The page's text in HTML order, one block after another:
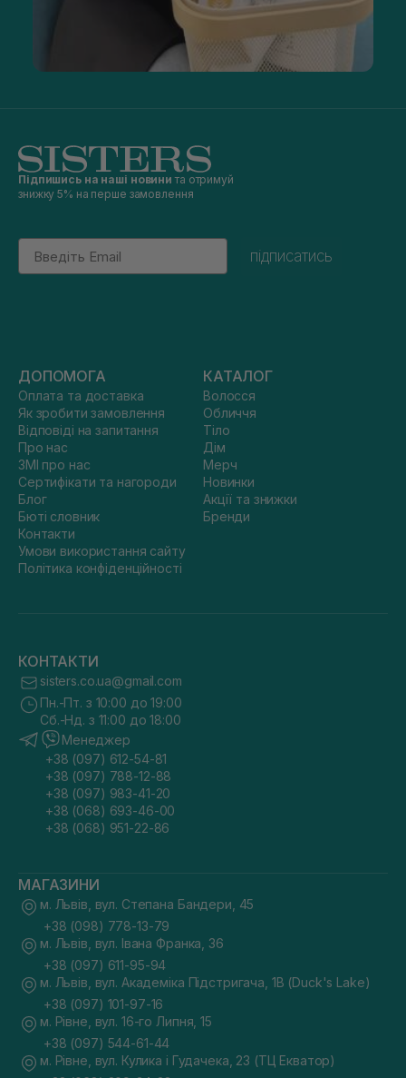
Підпишись на наші новини та отримуй
знижку 5% на перше замовлення
Email
підписатись
ДОПОМОГА
Оплата та доставка
Як зробити замовлення
Відповіді на запитання
Про нас
ЗМІ про нас
Сертифікати та нагороди
Блог
Бюті словник
Контакти
Умови використання сайту
Політика конфіденційності
КАТАЛОГ
Волосся
Обличчя
Тіло
Дім
Мерч
Новинки
Акції та знижки
Бренди
КОНТАКТИ
sisters.co.ua@gmail.com
Пн.-Пт. з 10:00 до 19:00
Сб.-Нд. з 11:00 до 18:00
Менеджер
+38 (097) 612-54-81
+38 (097) 788-12-88
+38 (097) 983-41-20
+38 (068) 693-46-00
+38 (068) 951-22-86
МАГАЗИНИ
м. Львів, вул. Степана Бандери, 45
+38 (098) 778-13-79
м. Львів, вул. Івана Франка, 36
+38 (097) 611-95-94
м. Львів, вул. Академіка Підстригача, 1В (Duck's Lake)
+38 (097) 101-97-16
м. Рівне, вул. 16-го Липня, 15
+38 (097) 544-61-44
м. Рівне, вул. Кулика і Гудачека, 23 (ТЦ Екватор)